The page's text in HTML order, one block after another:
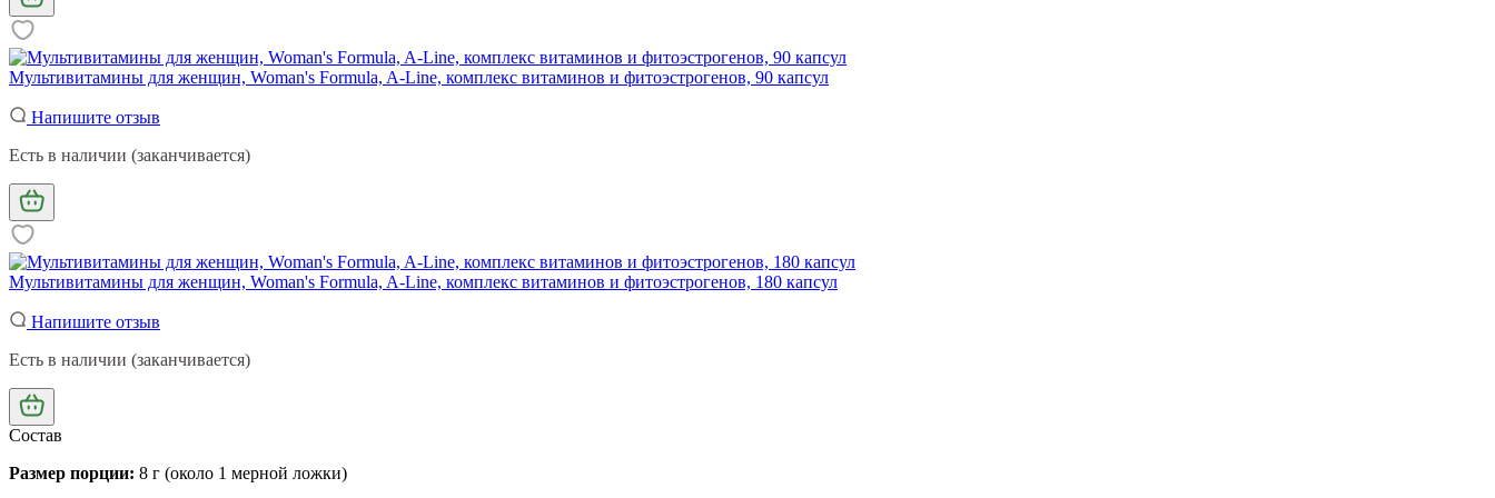
Мультивитамины для женщин, Woman's Formula, A-Line, комплекс витаминов и фитоэстрогенов, 90 капсул
Напишите отзыв
Есть в наличии (заканчивается)
Мультивитамины для женщин, Woman's Formula, A-Line, комплекс витаминов и фитоэстрогенов, 180 капсул
Напишите отзыв
Есть в наличии (заканчивается)
Состав
Размер порции: 8 г (около 1 мерной ложки)